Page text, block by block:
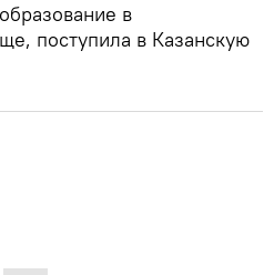
в
поступила в Казанскую